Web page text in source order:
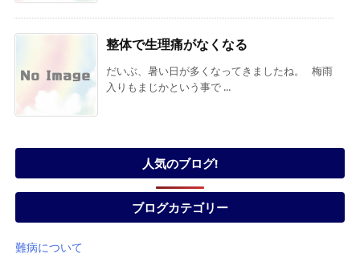
整体で生理痛がなくなる
だいぶ、暑い日が多くなってきましたね。 梅雨
入りもまじかという事で ...
人気のブログ!
ブログカテゴリー
難病について